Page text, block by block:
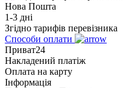
Нова Пошта
1-3 дні
Згідно тарифів перевізника
Способи оплати
Приват24
Накладений платіж
Оплата на карту
Інформація